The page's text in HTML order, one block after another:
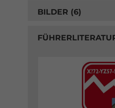
BILDER (6)